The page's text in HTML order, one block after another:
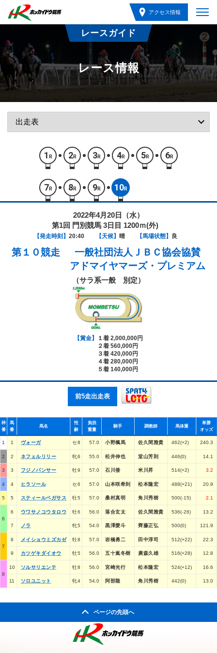
アクセス情報
レースガイド
レース情報
1 R 2R 3R 4R 5R 6R
7 R 8R 9R 10R
2022年4月20日（水）
第1回 門別競馬 3日目 1200ｍ(外)
【発走時刻】 20:40 【天候】 晴 【馬場状態】 良
第１０競走
一般社団法人ＪＢＣ協会協賛
アドマイヤマーズ・プレミアム
（サラ系一般 別定）
【賞金】
１着 2,000,000円
２着 560,000円
３着 420,000円
４着 280,000円
５着 140,000円
前5走出走表
枠
番
馬
番
馬名
性
齢
負担
重量
騎手 調教師 馬体重
単勝
オッズ
1 1 ヴォーガ セ8 57.0 小野楓馬 佐久間雅貴 462(+2) 240.3
2 2 ネフェルリリー 牝6 55.0 松井伸也 堂山芳則 446(0) 14.1
3 3 フジノパンサー 牡9 57.0 石川倭 米川昇 514(+2) 3.2
4 4 ヒラソール セ6 57.0 山本咲希到 松本隆宏 488(+21) 20.9
5 5 スティールペガサス 牡5 57.0 桑村真明 角川秀樹 500(-15) 2.1
6
6 ウワサノコウタロウ 牡6 56.0 落合玄太 佐久間雅貴 536(-26) 13.2
7 ノラ 牝5 54.0 黒澤愛斗 齊藤正弘 500(0) 121.9
7
8 メイショウミズカゼ 牡8 57.0 岩橋勇二 田中淳司 512(+22) 22.3
9 カツゲキダイオウ 牡5 56.0 五十嵐冬樹 廣森久雄 516(+28) 12.8
8
10 ソルサリエンテ 牡8 56.0 宮崎光行 松本隆宏 524(+12) 16.6
11 ソロユニット 牝4 54.0 阿部龍 角川秀樹 442(0) 13.0
ページの先頭へ